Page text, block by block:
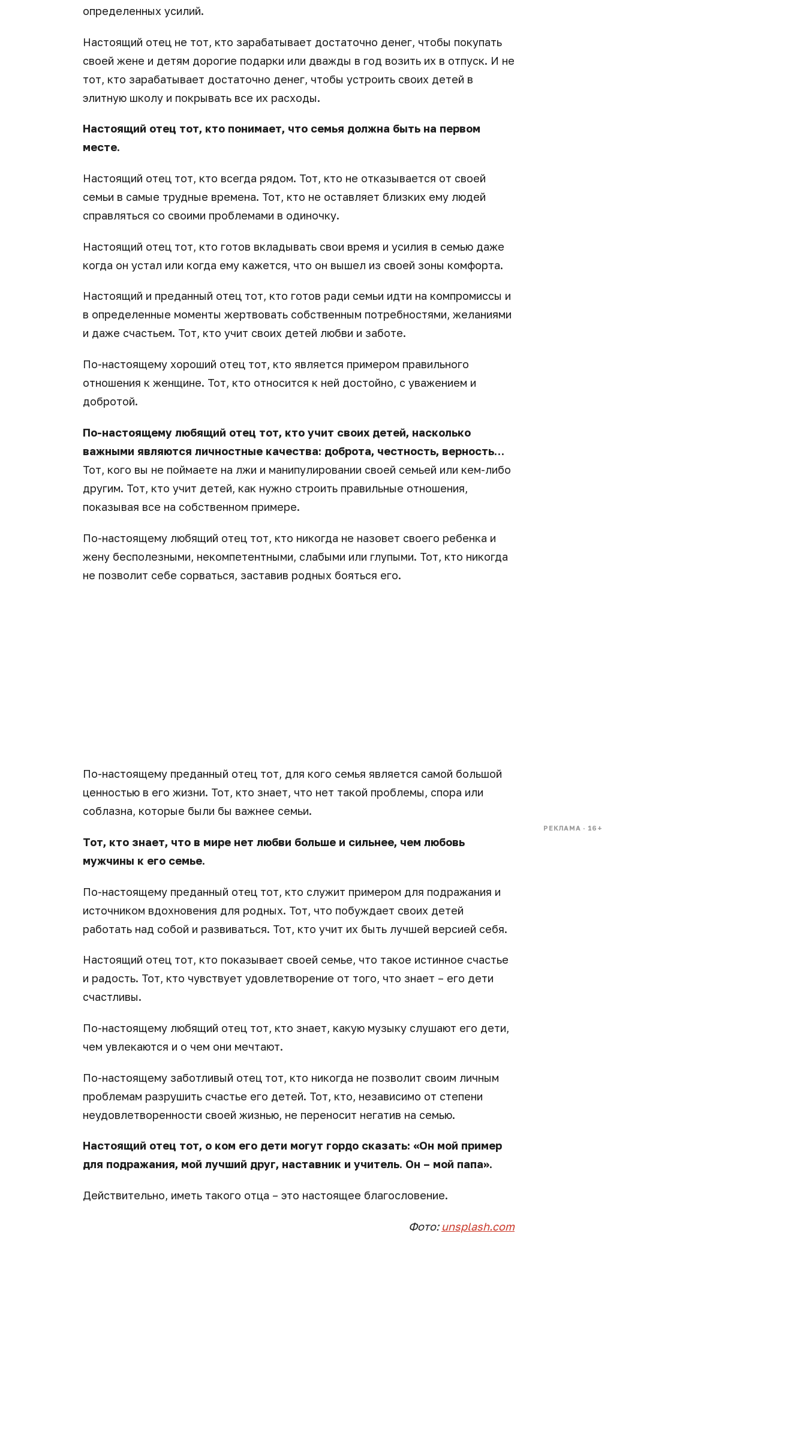
определенных усилий.
Настоящий отец не тот, кто зарабатывает достаточно денег, чтобы покупать
своей жене и детям дорогие подарки или дважды в год возить их в отпуск. И не
тот, кто зарабатывает достаточно денег, чтобы устроить своих детей в
элитную школу и покрывать все их расходы.
Настоящий отец тот, кто понимает, что семья должна быть на первом
месте.
Настоящий отец тот, кто всегда рядом. Тот, кто не отказывается от своей
семьи в самые трудные времена. Тот, кто не оставляет близких ему людей
справляться со своими проблемами в одиночку.
Настоящий отец тот, кто готов вкладывать свои время и усилия в семью даже
когда он устал или когда ему кажется, что он вышел из своей зоны комфорта.
Настоящий и преданный отец тот, кто готов ради семьи идти на компромиссы и
в определенные моменты жертвовать собственным потребностями, желаниями
и даже счастьем. Тот, кто учит своих детей любви и заботе.
По-настоящему хороший отец тот, кто является примером правильного
отношения к женщине. Тот, кто относится к ней достойно, с уважением и
добротой.
По-настоящему любящий отец тот, кто учит своих детей, насколько
важными являются личностные качества: доброта, честность, верность…
Тот, кого вы не поймаете на лжи и манипулировании своей семьей или кем-либо
другим. Тот, кто учит детей, как нужно строить правильные отношения,
показывая все на собственном примере.
По-настоящему любящий отец тот, кто никогда не назовет своего ребенка и
жену бесполезными, некомпетентными, слабыми или глупыми. Тот, кто никогда
не позволит себе сорваться, заставив родных бояться его.
По-настоящему преданный отец тот, для кого семья является самой большой
ценностью в его жизни. Тот, кто знает, что нет такой проблемы, спора или
соблазна, которые были бы важнее семьи.
Тот, кто знает, что в мире нет любви больше и сильнее, чем любовь
мужчины к его семье.
По-настоящему преданный отец тот, кто служит примером для подражания и
источником вдохновения для родных. Тот, что побуждает своих детей
работать над собой и развиваться. Тот, кто учит их быть лучшей версией себя.
Настоящий отец тот, кто показывает своей семье, что такое истинное счастье
и радость. Тот, кто чувствует удовлетворение от того, что знает – его дети
счастливы.
По-настоящему любящий отец тот, кто знает, какую музыку слушают его дети,
чем увлекаются и о чем они мечтают.
По-настоящему заботливый отец тот, кто никогда не позволит своим личным
проблемам разрушить счастье его детей. Тот, кто, независимо от степени
неудовлетворенности своей жизнью, не переносит негатив на семью.
Настоящий отец тот, о ком его дети могут гордо сказать: «Он мой пример
для подражания, мой лучший друг, наставник и учитель. Он – мой папа».
Действительно, иметь такого отца – это настоящее благословение.
Фото: unsplash.com
РЕКЛАМА · 16+